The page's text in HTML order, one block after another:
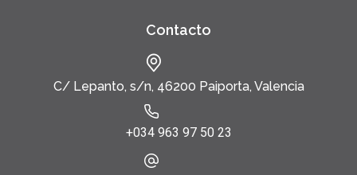
Contacto
C/ Lepanto, s/n, 46200 Paiporta, Valencia
+034 963 97 50 23